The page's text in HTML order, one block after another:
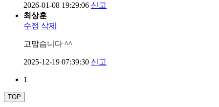
2026-01-08 19:29:06 신고
최상훈
수정 삭제
고맙습니다 ^^
2025-12-19 07:39:30 신고
1
TOP